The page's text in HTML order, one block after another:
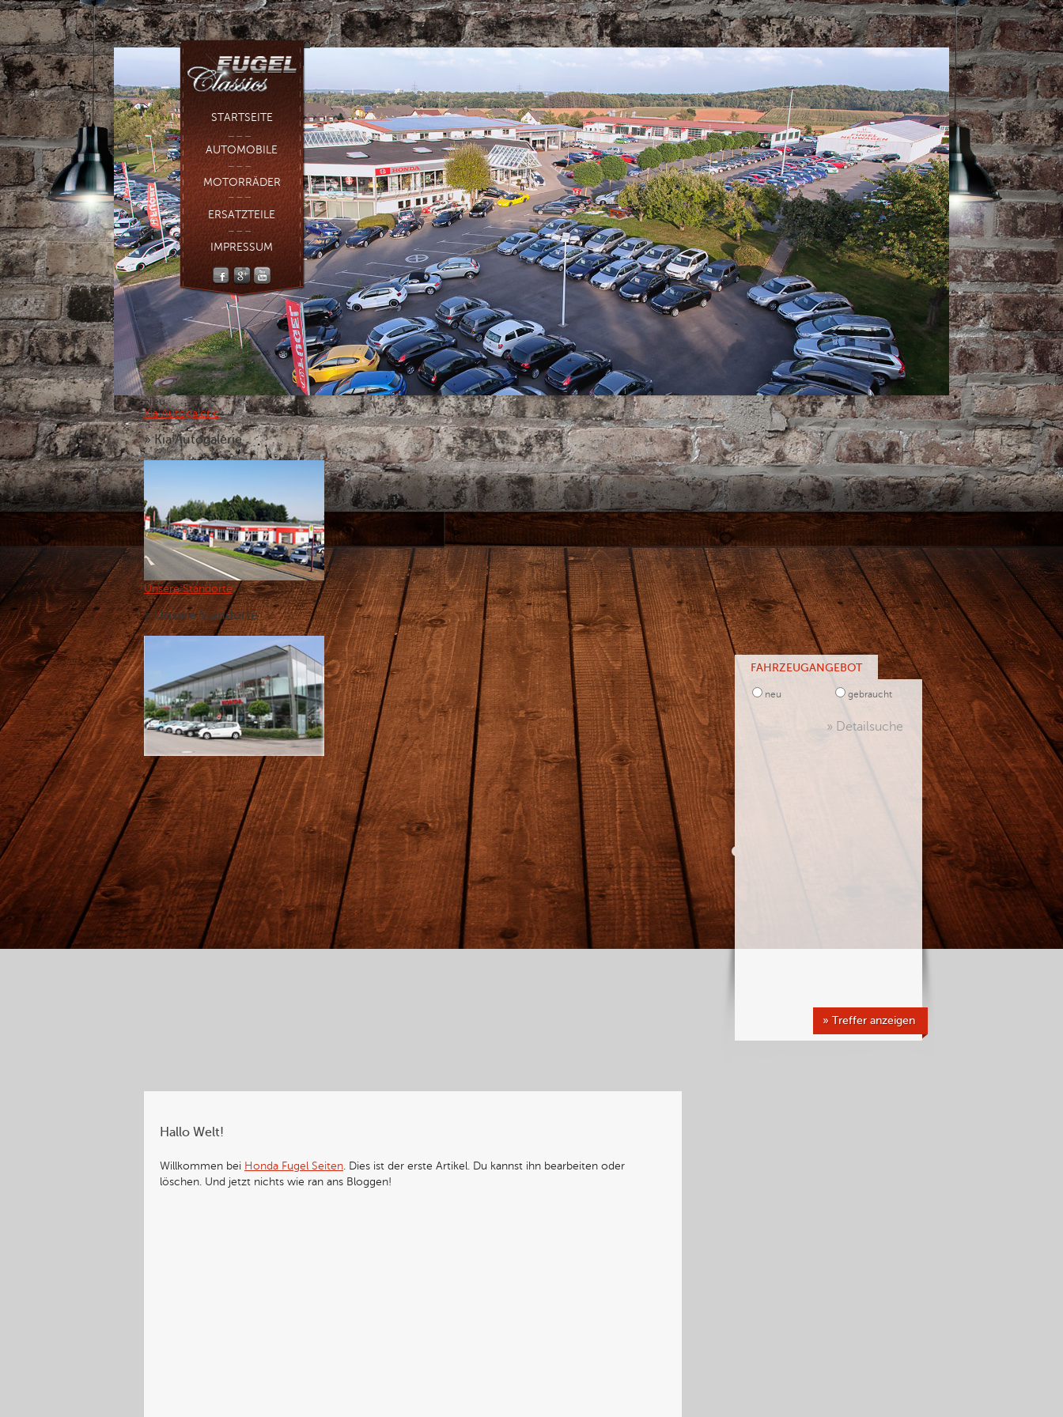
STARTSEITE
AUTOMOBILE
MOTORRÄDER
ERSATZTEILE
IMPRESSUM
Neu
Kia Autogalerie
» Kia Autogalerie
Unsere Standorte
» Unsere Standorte
FAHRZEUGANGEBOT
neu gebraucht
» Detailsuche
Hallo Welt!
Willkommen bei Honda Fugel Seiten . Dies ist der erste Artikel. Du kannst ihn bearbeiten oder
löschen. Und jetzt nichts wie ran ans Bloggen!